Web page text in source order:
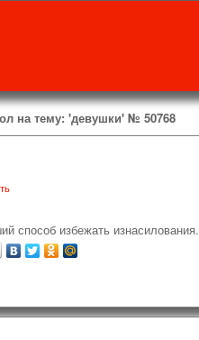
на тему: 'девушки' № 50768
способ избежать изнасилования.